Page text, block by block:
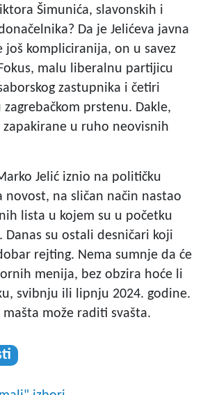
Šimunića, slavonskih i
Da je Jelićeva javna
još kompliciranija, on u savez
malu liberalnu partijicu
zastupnika i četiri
prstenu. Dakle,
u ruho neovisnih
Jelić iznio na političku
novost, na sličan način nastao
lista u kojem su u početku
su ostali desničari koji
rejting. Nema sumnje da će
menija, bez obzira hoće li
svibnju ili lipnju 2024. godine.
može raditi svašta.